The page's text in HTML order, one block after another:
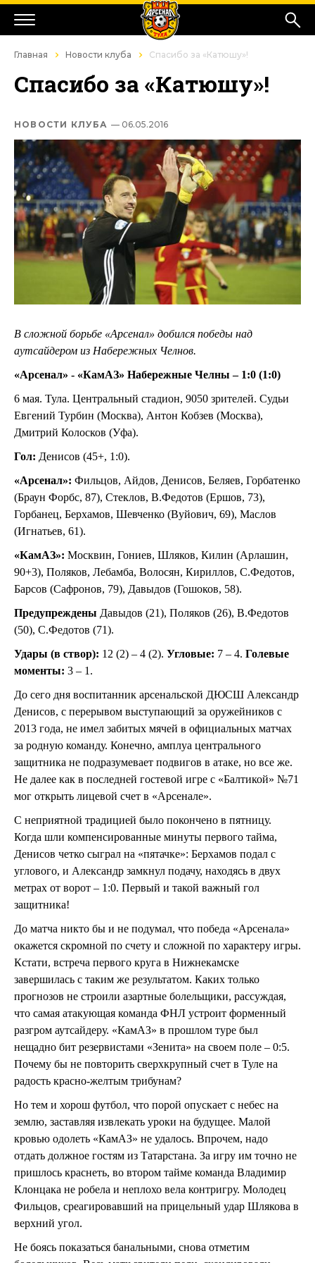
Главная Новости клуба Спасибо за «Катюшу»!
Спасибо за «Катюшу»!
НОВОСТИ КЛУБА — 06.05.2016
В сложной борьбе «Арсенал» добился победы над
аутсайдером из Набережных Челнов.
«Арсенал» - «КамАЗ» Набережные Челны – 1:0 (1:0)
6 мая. Тула. Центральный стадион, 9050 зрителей. Судьи
Евгений Турбин (Москва), Антон Кобзев (Москва),
Дмитрий Колосков (Уфа).
Гол: Денисов (45+, 1:0).
«Арсенал»: Фильцов, Айдов, Денисов, Беляев, Горбатенко
(Браун Форбс, 87), Стеклов, В.Федотов (Ершов, 73),
Горбанец, Берхамов, Шевченко (Вуйович, 69), Маслов
(Игнатьев, 61).
«КамАЗ»: Москвин, Гониев, Шляков, Килин (Арлашин,
90+3), Поляков, Лебамба, Волосян, Кириллов, С.Федотов,
Барсов (Сафронов, 79), Давыдов (Гошоков, 58).
Предупреждены Давыдов (21), Поляков (26), В.Федотов
(50), С.Федотов (71).
Удары (в створ): 12 (2) – 4 (2). Угловые: 7 – 4. Голевые
моменты: 3 – 1.
До сего дня воспитанник арсенальской ДЮСШ Александр
Денисов, с перерывом выступающий за оружейников с
2013 года, не имел забитых мячей в официальных матчах
за родную команду. Конечно, амплуа центрального
защитника не подразумевает подвигов в атаке, но все же.
Не далее как в последней гостевой игре с «Балтикой» №71
мог открыть лицевой счет в «Арсенале».
С неприятной традицией было покончено в пятницу.
Когда шли компенсированные минуты первого тайма,
Денисов четко сыграл на «пятачке»: Берхамов подал с
углового, и Александр замкнул подачу, находясь в двух
метрах от ворот – 1:0. Первый и такой важный гол
защитника!
До матча никто бы и не подумал, что победа «Арсенала»
окажется скромной по счету и сложной по характеру игры.
Кстати, встреча первого круга в Нижнекамске
завершилась с таким же результатом. Каких только
прогнозов не строили азартные болельщики, рассуждая,
что самая атакующая команда ФНЛ устроит форменный
разгром аутсайдеру. «КамАЗ» в прошлом туре был
нещадно бит резервистами «Зенита» на своем поле – 0:5.
Почему бы не повторить сверхкрупный счет в Туле на
радость красно-желтым трибунам?
Но тем и хорош футбол, что порой опускает с небес на
землю, заставляя извлекать уроки на будущее. Малой
кровью одолеть «КамАЗ» не удалось. Впрочем, надо
отдать должное гостям из Татарстана. За игру им точно не
пришлось краснеть, во втором тайме команда Владимир
Клонцака не робела и неплохо вела контригру. Молодец
Фильцов, среагировавший на прицельный удар Шлякова в
верхний угол.
Не боясь показаться банальными, снова отметим